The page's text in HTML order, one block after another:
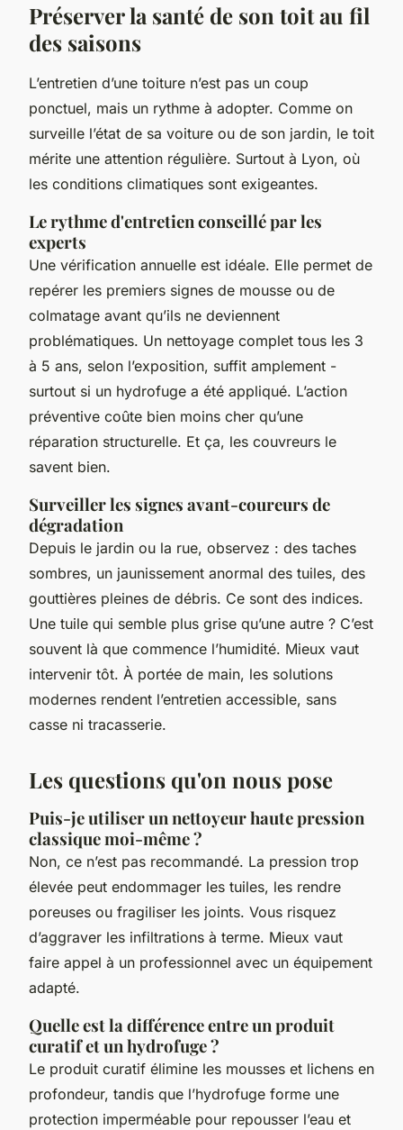
Préserver la santé de son toit au fil
des saisons
L’entretien d’une toiture n’est pas un coup
ponctuel, mais un rythme à adopter. Comme on
surveille l’état de sa voiture ou de son jardin, le toit
mérite une attention régulière. Surtout à Lyon, où
les conditions climatiques sont exigeantes.
Le rythme d'entretien conseillé par les
experts
Une vérification annuelle est idéale. Elle permet de
repérer les premiers signes de mousse ou de
colmatage avant qu’ils ne deviennent
problématiques. Un nettoyage complet tous les 3
à 5 ans, selon l’exposition, suffit amplement -
surtout si un hydrofuge a été appliqué. L’action
préventive coûte bien moins cher qu’une
réparation structurelle. Et ça, les couvreurs le
savent bien.
Surveiller les signes avant-coureurs de
dégradation
Depuis le jardin ou la rue, observez : des taches
sombres, un jaunissement anormal des tuiles, des
gouttières pleines de débris. Ce sont des indices.
Une tuile qui semble plus grise qu’une autre ? C’est
souvent là que commence l’humidité. Mieux vaut
intervenir tôt. À portée de main, les solutions
modernes rendent l’entretien accessible, sans
casse ni tracasserie.
Les questions qu'on nous pose
Puis-je utiliser un nettoyeur haute pression
classique moi-même ?
Non, ce n’est pas recommandé. La pression trop
élevée peut endommager les tuiles, les rendre
poreuses ou fragiliser les joints. Vous risquez
d’aggraver les infiltrations à terme. Mieux vaut
faire appel à un professionnel avec un équipement
adapté.
Quelle est la différence entre un produit
curatif et un hydrofuge ?
Le produit curatif élimine les mousses et lichens en
profondeur, tandis que l’hydrofuge forme une
protection imperméable pour repousser l’eau et